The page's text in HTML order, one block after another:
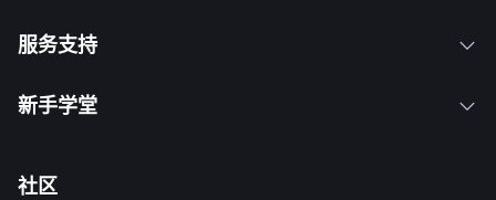
服务支持
新手学堂
社区